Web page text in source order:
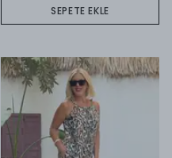
SEPETE EKLE